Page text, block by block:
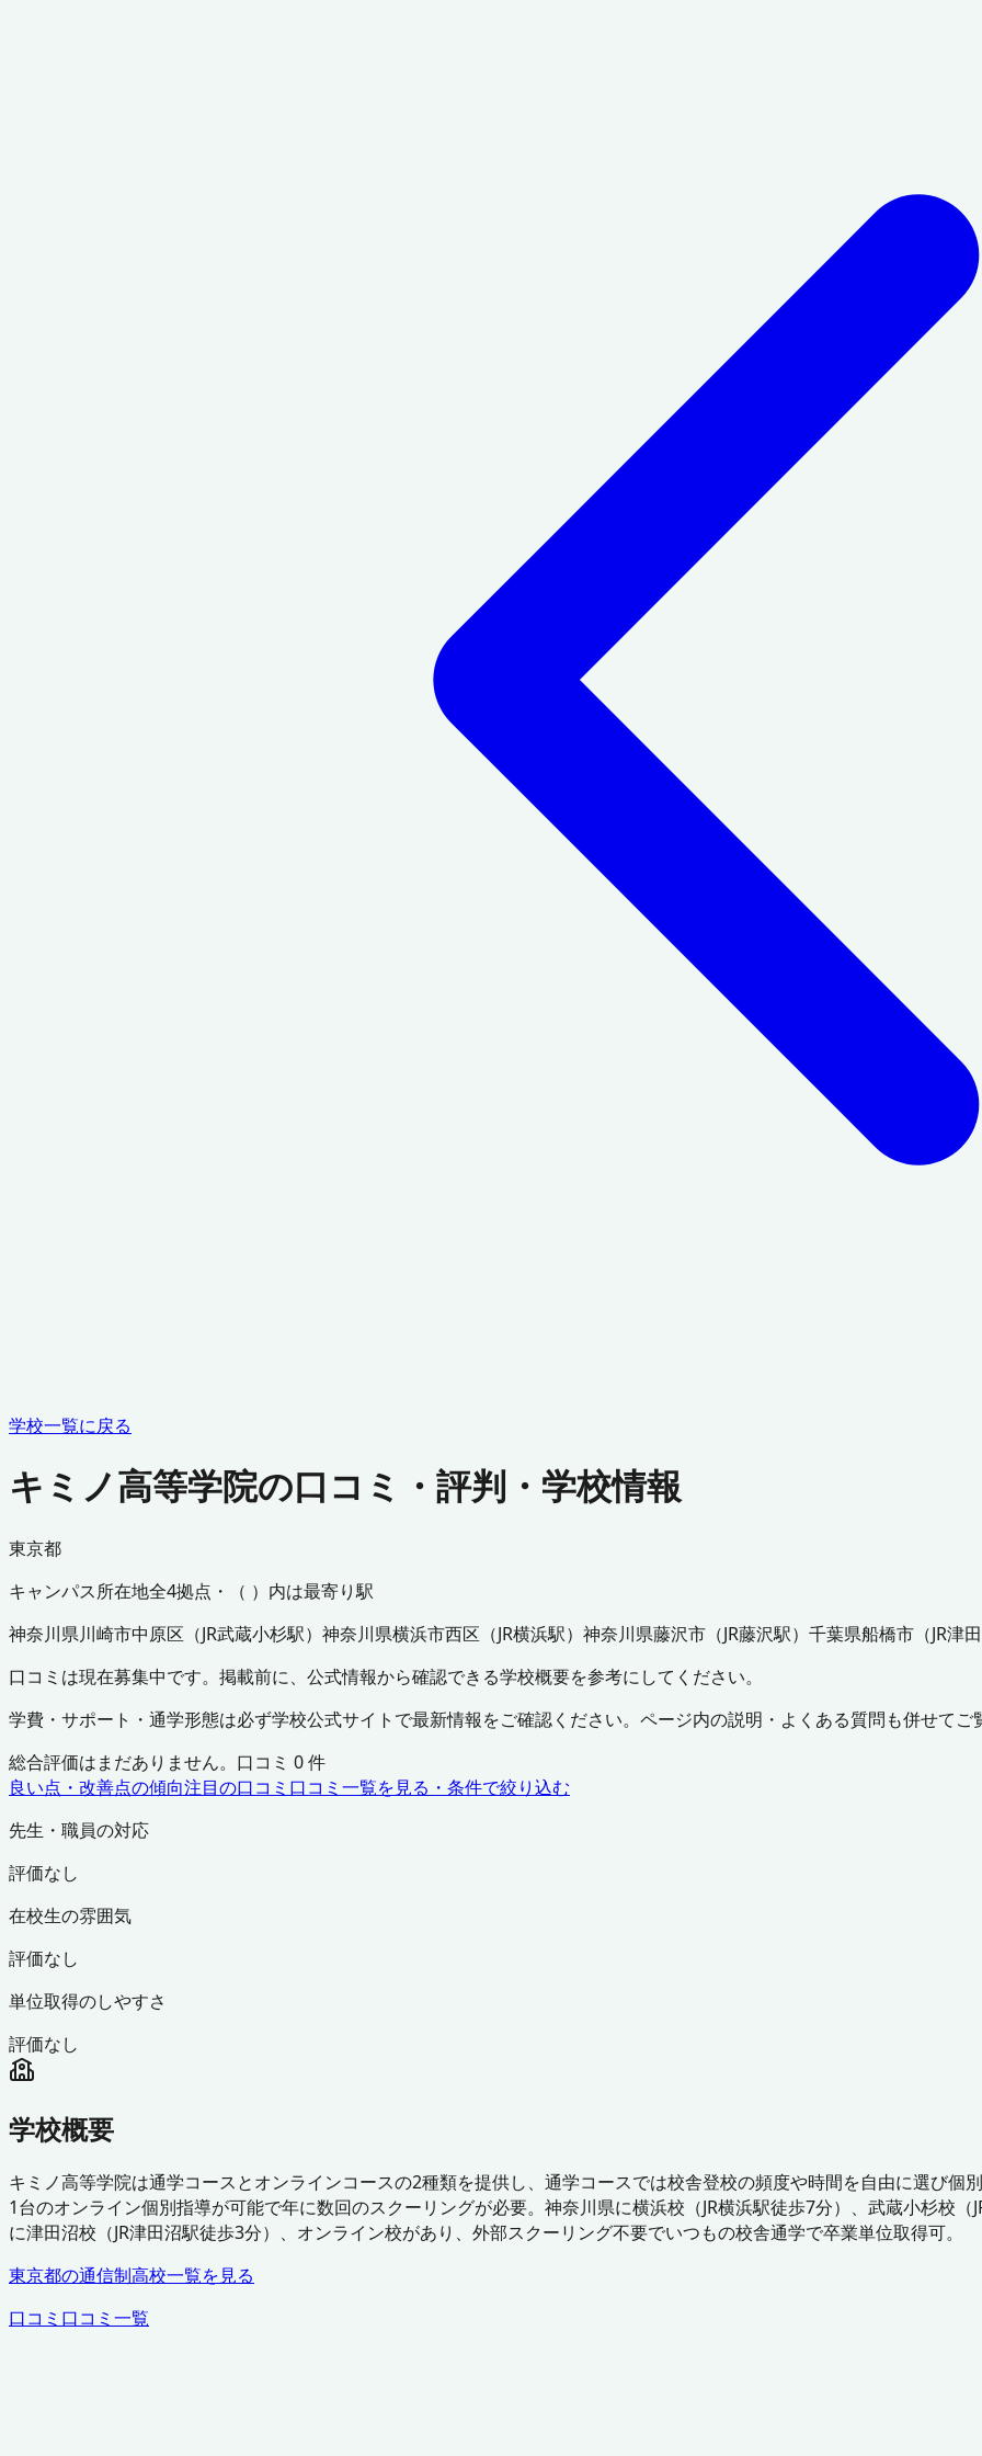
学校一覧に戻る
キミノ高等学院の口コミ・評判・学校情報
東京都
キャンパス所在地全4拠点・（ ）内は最寄り駅
神奈川県川崎市中原区 （JR武蔵小杉駅） 神奈川県横浜市西区 （JR横浜駅） 神奈川県藤沢市 （JR藤沢駅） 千葉県船橋市 （JR津
口コミは現在募集中です。掲載前に、公式情報から確認できる学校概要を参考にしてください。
学費・サポート・通学形態は必ず学校公式サイトで最新情報をご確認ください。ページ内の説明・よくある質問も併せてご
総合評価はまだありません。口コミ 0件
良い点・改善点の傾向注目の口コミ 口コミ一覧を見る・条件で絞り込む
先生・職員の対応
評価なし
在校生の雰囲気
評価なし
単位取得のしやすさ
評価なし
学校概要
キミノ高等学院は通学コースとオンラインコースの2種類を提供し、通学コースでは校舎登校の頻度や時間を自由に選び個
1台のオンライン個別指導が可能で年に数回のスクーリングが必要。神奈川県に横浜校（JR横浜駅徒歩7分）、武蔵小杉校
に津田沼校（JR津田沼駅徒歩3分）、オンライン校があり、外部スクーリング不要でいつもの校舎通学で卒業単位取得可。
東京都の通信制高校一覧を見る
口コミ 口コミ一覧